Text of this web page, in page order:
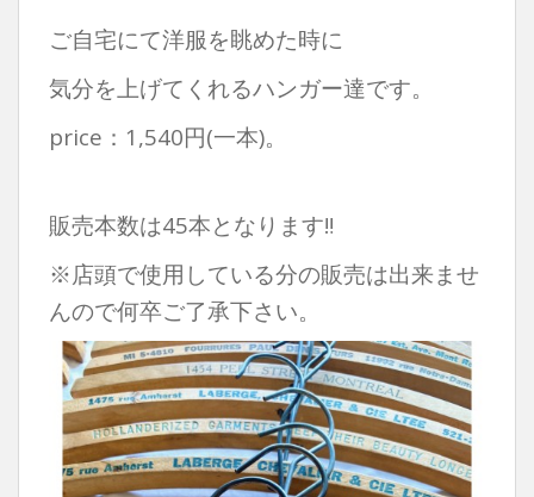
ご自宅にて洋服を眺めた時に
気分を上げてくれるハンガー達です。
price：1,540円(一本)。
販売本数は45本となります‼︎
※店頭で使用している分の販売は出来ませ
んので何卒ご了承下さい。